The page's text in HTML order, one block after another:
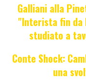
Galliani alla
"Interista fin da
studiato a
Conte Shock:
una